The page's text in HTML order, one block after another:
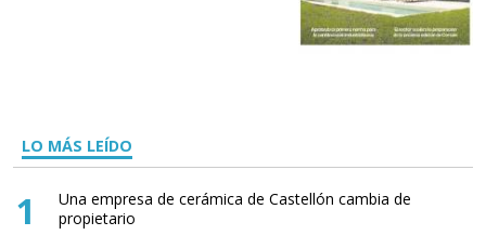
LO MÁS LEÍDO
1
Una empresa de cerámica de Castellón cambia de
propietario